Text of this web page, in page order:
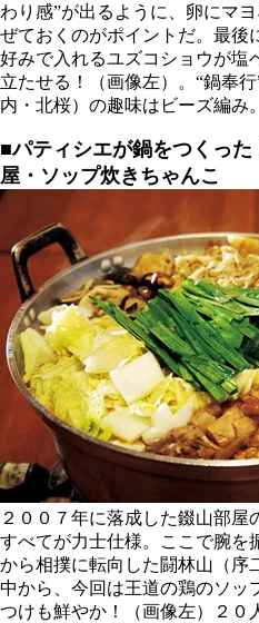
わり感”が出るように、卵にマ
ぜておくのがポイントだ。最後
好みで入れるユズコショウが塩
立たせる！（画像左）。“鍋奉
内・北桜）の趣味はビーズ編み
■パティシエが鍋をつくった
屋・ソップ炊きちゃんこ
２００７年に落成した錣山部屋
すべてが力士仕様。ここで腕を
から相撲に転向した闘林山（序
中から、今回は王道の鶏のソッ
つけも鮮やか！（画像左）２０